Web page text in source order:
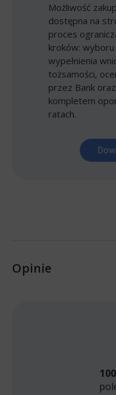
Możliwość
dostępna na
proces
kroków:
wypełnienia
tożsamości,
przez Bank
kompletem
ratach.
Opinie